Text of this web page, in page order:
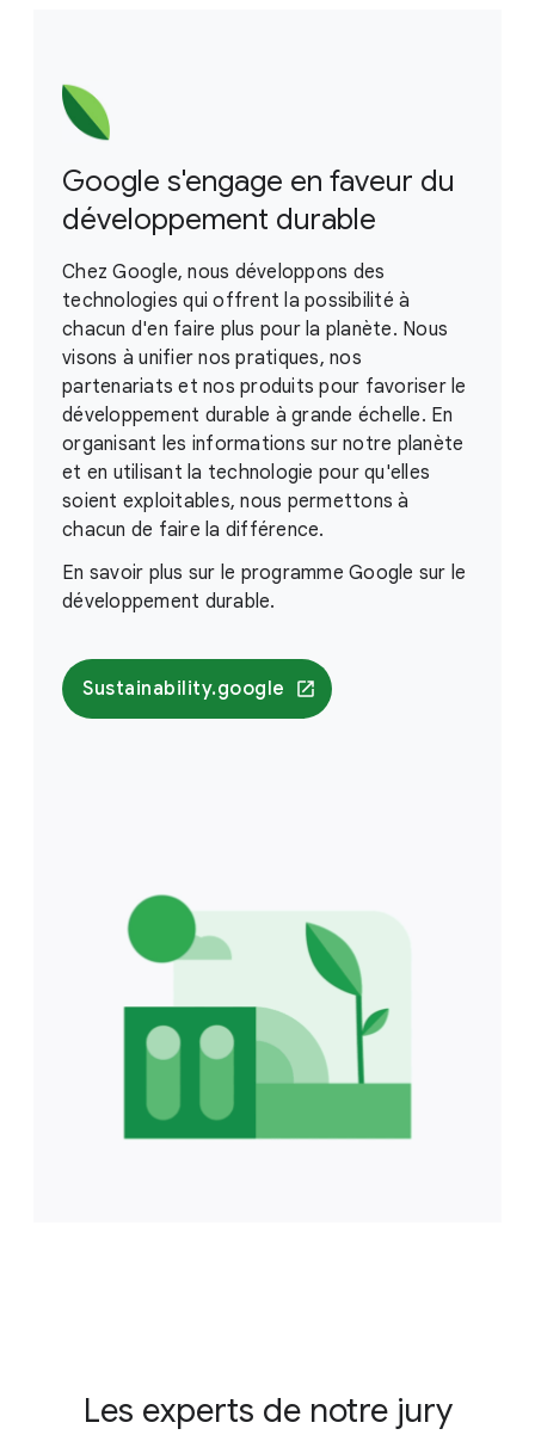
Google s'engage en faveur du
développement durable
Chez Google, nous développons des
technologies qui offrent la possibilité à
chacun d'en faire plus pour la planète. Nous
visons à unifier nos pratiques, nos
partenariats et nos produits pour favoriser le
développement durable à grande échelle. En
organisant les informations sur notre planète
et en utilisant la technologie pour qu'elles
soient exploitables, nous permettons à
chacun de faire la différence.
En savoir plus sur le programme Google sur le
développement durable.
Sustainability.google
Les experts de notre jury